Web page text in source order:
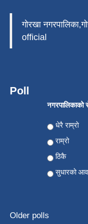
गोरखा
official
Poll
नगरपालिकाको
Choices
धेरै राम्रो
राम्रो
ठिकै
सुधारको
Older polls